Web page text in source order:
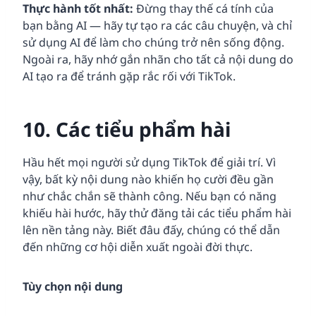
Thực hành tốt nhất: Đừng thay thế cá tính của
bạn bằng AI — hãy tự tạo ra các câu chuyện, và chỉ
sử dụng AI để làm cho chúng trở nên sống động.
Ngoài ra, hãy nhớ gắn nhãn cho tất cả nội dung do
AI tạo ra để tránh gặp rắc rối với TikTok.
10. Các tiểu phẩm hài
Hầu hết mọi người sử dụng TikTok để giải trí. Vì
vậy, bất kỳ nội dung nào khiến họ cười đều gần
như chắc chắn sẽ thành công. Nếu bạn có năng
khiếu hài hước, hãy thử đăng tải các tiểu phẩm hài
lên nền tảng này. Biết đâu đấy, chúng có thể dẫn
đến những cơ hội diễn xuất ngoài đời thực.
Tùy chọn nội dung